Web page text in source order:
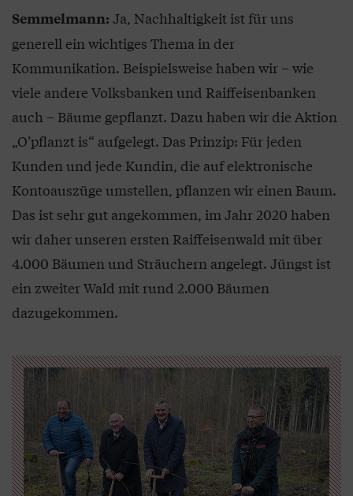
Semmelmann: Ja, Nachhaltigkeit ist für uns
generell ein wichtiges Thema in der
Kommunikation. Beispielsweise haben wir – wie
viele andere Volksbanken und Raiffeisenbanken
auch – Bäume gepflanzt. Dazu haben wir die Aktion
„O’pflanzt is“ aufgelegt. Das Prinzip: Für jeden
Kunden und jede Kundin, die auf elektronische
Kontoauszüge umstellen, pflanzen wir einen Baum.
Das ist sehr gut angekommen, im Jahr 2020 haben
wir daher unseren ersten Raiffeisenwald mit über
4.000 Bäumen und Sträuchern angelegt. Jüngst ist
ein zweiter Wald mit rund 2.000 Bäumen
dazugekommen.